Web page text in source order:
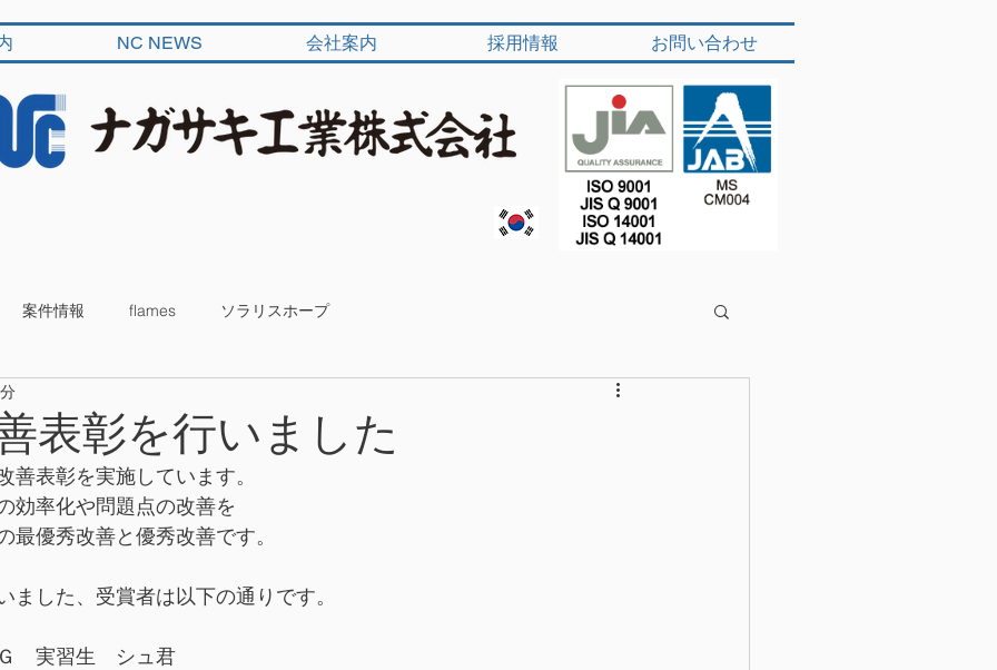
NC NEWS 会社案内 採用情報 お問い合わせ
案件情報 flames ソラリスホープ
表彰を行いました
善表彰を実施しています。
効率化や問題点の改善を
最優秀改善と優秀改善です。
ました、受賞者は以下の通りです。
　実習生　シュ君